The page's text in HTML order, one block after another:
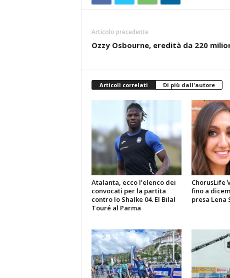
Articolo precedente
Ozzy Osbourne, eredità da 220
Articoli correlati Di più dall'autore
Atalanta, ecco l’elenco dei
convocati per la partita
contro lo Shalke 04. El Bilal
Touré al Parma
ChorusLife
fino a
presa Lena